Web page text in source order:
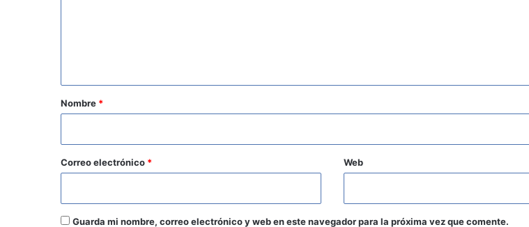
r
o
*
Nombre *
Correo electrónico * Web
Guarda mi nombre, correo electrónico y web en este navegador para la próxima vez que comente.